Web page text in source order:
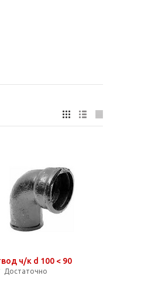
ч/к d 100 < 90
Достаточно